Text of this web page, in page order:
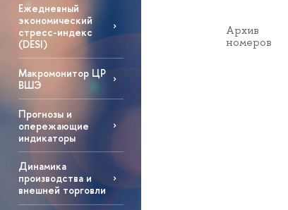
Ежедневный
экономический
стресс-индекс
(DESI)
Макромонитор ЦР
ВШЭ
Прогнозы и
опережающие
индикаторы
Динамика
производства и
внешней торговли
Архив
номеров